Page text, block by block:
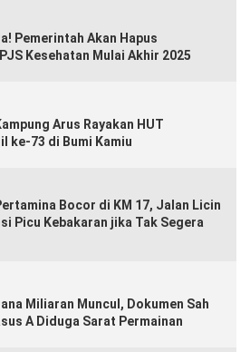
Pemerintah Akan Hapus
Kesehatan Mulai Akhir 2025
Arus Rayakan HUT
ke-73 di Bumi Kamiu
Bocor di KM 17, Jalan Licin
Picu Kebakaran jika Tak Segera
Miliaran Muncul, Dokumen Sah
A Diduga Sarat Permainan